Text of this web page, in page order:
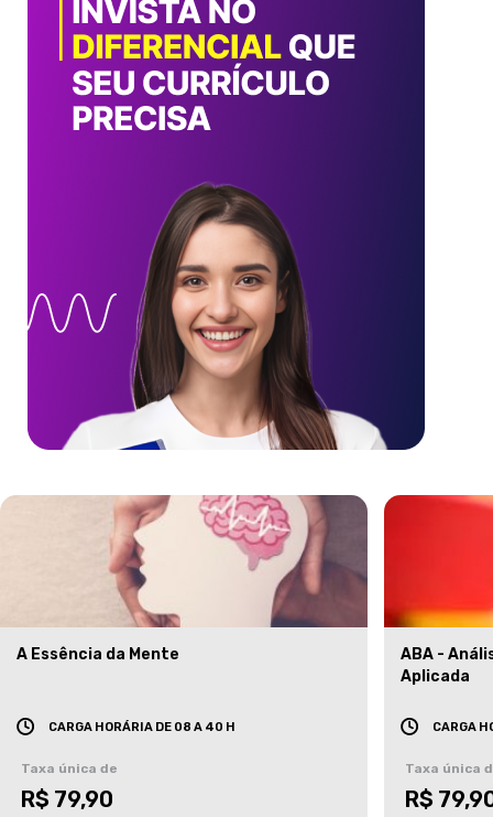
A Essência da Mente
CARGA HORÁRIA DE 08 A 40 H
Taxa única de
R$ 79,90
ABA -
Aplicada
CARGA
Taxa única
R$